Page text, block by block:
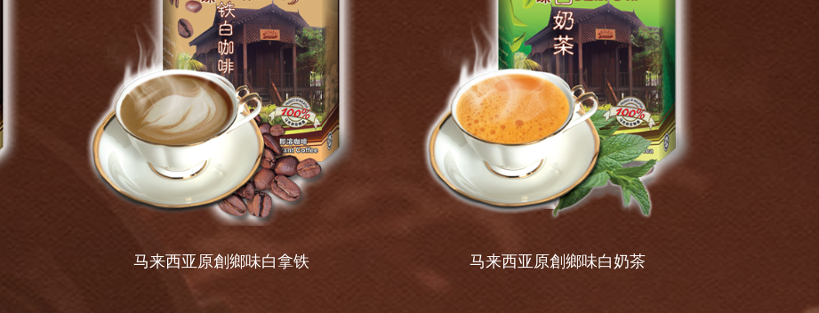
马来西亚原創鄉味白拿铁 马来西亚原創鄉味白奶茶